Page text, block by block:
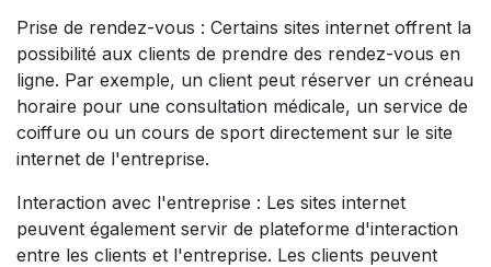
Prise de rendez-vous : Certains sites internet offrent la
possibilité aux clients de prendre des rendez-vous en
ligne. Par exemple, un client peut réserver un créneau
horaire pour une consultation médicale, un service de
coiffure ou un cours de sport directement sur le site
internet de l'entreprise.
Interaction avec l'entreprise : Les sites internet
peuvent également servir de plateforme d'interaction
entre les clients et l'entreprise. Les clients peuvent